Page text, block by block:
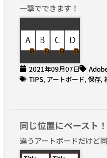
一撃でできます！
2021年09月07日
TIPS, アートボード, 保存,
同じ位置にペースト！
違うアートボードだけど